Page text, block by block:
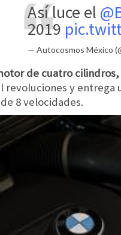
Así luce el
2019
— Autocosmos México
de cuatro
revoluciones y
8 velocidades.